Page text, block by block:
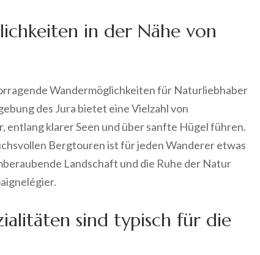
in der Nähe von
Wandermöglichkeiten für Naturliebhaber
des Jura bietet eine Vielzahl von
klarer Seen und über sanfte Hügel führen.
Bergtouren ist für jeden Wanderer etwas
Landschaft und die Ruhe der Natur
sind typisch für die